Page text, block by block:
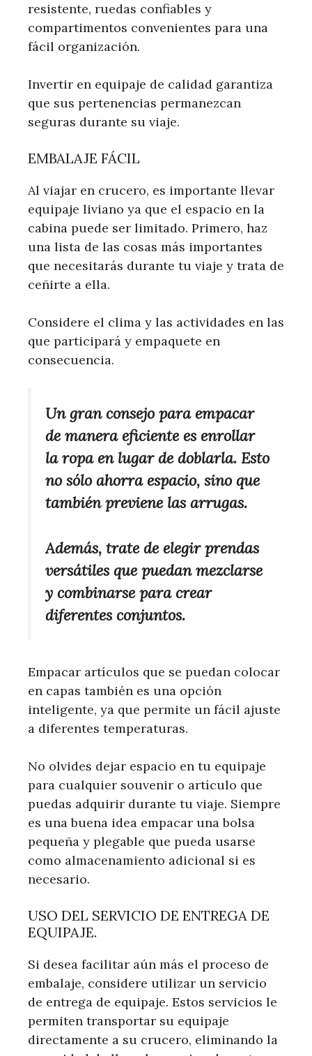
resistente, ruedas confiables y
compartimentos convenientes para una
fácil organización.
Invertir en equipaje de calidad garantiza
que sus pertenencias permanezcan
seguras durante su viaje.
EMBALAJE FÁCIL
Al viajar en crucero, es importante llevar
equipaje liviano ya que el espacio en la
cabina puede ser limitado. Primero, haz
una lista de las cosas más importantes
que necesitarás durante tu viaje y trata de
ceñirte a ella.
Considere el clima y las actividades en las
que participará y empaquete en
consecuencia.
Un gran consejo para empacar
de manera eficiente es enrollar
la ropa en lugar de doblarla. Esto
no sólo ahorra espacio, sino que
también previene las arrugas.
Además, trate de elegir prendas
versátiles que puedan mezclarse
y combinarse para crear
diferentes conjuntos.
Empacar artículos que se puedan colocar
en capas también es una opción
inteligente, ya que permite un fácil ajuste
a diferentes temperaturas.
No olvides dejar espacio en tu equipaje
para cualquier souvenir o artículo que
puedas adquirir durante tu viaje. Siempre
es una buena idea empacar una bolsa
pequeña y plegable que pueda usarse
como almacenamiento adicional si es
necesario.
USO DEL SERVICIO DE ENTREGA DE
EQUIPAJE.
Si desea facilitar aún más el proceso de
embalaje, considere utilizar un servicio
de entrega de equipaje. Estos servicios le
permiten transportar su equipaje
directamente a su crucero, eliminando la